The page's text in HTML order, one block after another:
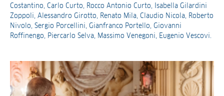
Costantino, Carlo Curto, Rocco Antonio Curto, Isabella Gilardini
Zoppoli, Alessandro Girotto, Renato Mila, Claudio Nicola, Roberto
Nivolo, Sergio Porcellini, Gianfranco Portello, Giovanni
Roffinengo, Piercarlo Selva, Massimo Venegoni, Eugenio Vescovi.